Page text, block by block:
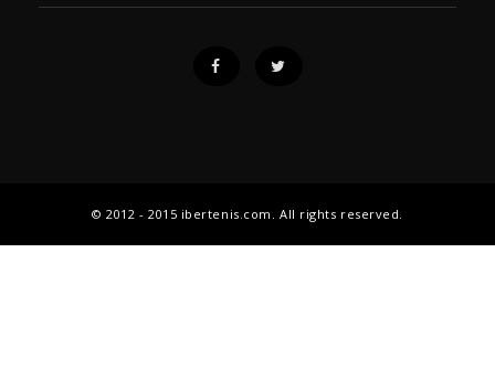
© 2012 - 2015 ibertenis.com. All rights reserved.